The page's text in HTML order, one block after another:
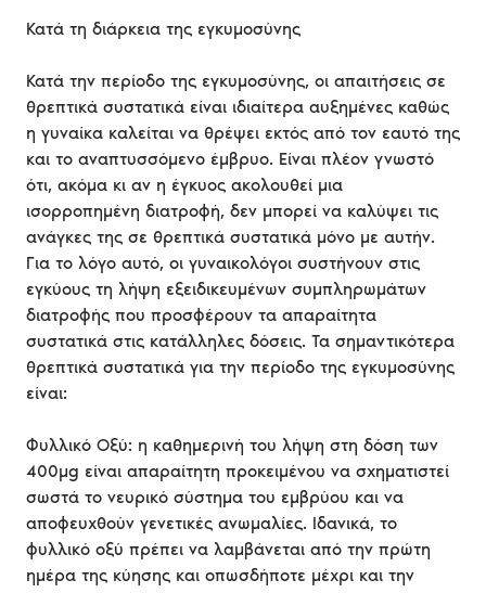
Κατά τη διάρκεια της εγκυμοσύνης
Κατά την περίοδο της εγκυμοσύνης, οι απαιτήσεις σε
θρεπτικά συστατικά είναι ιδιαίτερα αυξημένες καθώς
η γυναίκα καλείται να θρέψει εκτός από τον εαυτό της
και το αναπτυσσόμενο έμβρυο. Είναι πλέον γνωστό
ότι, ακόμα κι αν η έγκυος ακολουθεί μια
ισορροπημένη διατροφή, δεν μπορεί να καλύψει τις
ανάγκες της σε θρεπτικά συστατικά μόνο με αυτήν.
Για το λόγο αυτό, οι γυναικολόγοι συστήνουν στις
εγκύους τη λήψη εξειδικευμένων συμπληρωμάτων
διατροφής που προσφέρουν τα απαραίτητα
συστατικά στις κατάλληλες δόσεις. Τα σημαντικότερα
θρεπτικά συστατικά για την περίοδο της εγκυμοσύνης
είναι:
Φυλλικό Οξύ: η καθημερινή του λήψη στη δόση των
400μg είναι απαραίτητη προκειμένου να σχηματιστεί
σωστά το νευρικό σύστημα του εμβρύου και να
αποφευχθούν γενετικές ανωμαλίες. Ιδανικά, το
φυλλικό οξύ πρέπει να λαμβάνεται από την πρώτη
ημέρα της κύησης και οπωσδήποτε μέχρι και την